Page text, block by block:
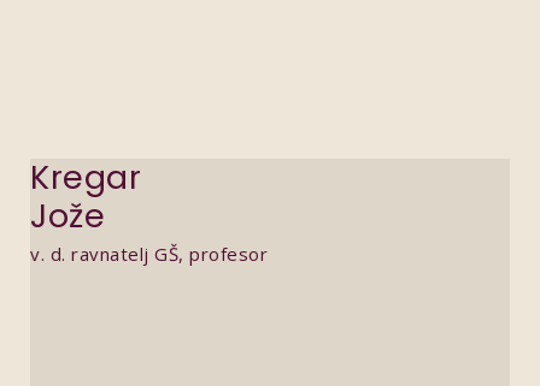
Kregar
Jože
v. d. ravnatelj GŠ, profesor